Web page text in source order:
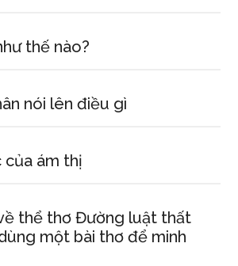
thế nào?
nói lên điều gì
của ám thị
thể thơ Đường luật thất
một bài thơ để minh